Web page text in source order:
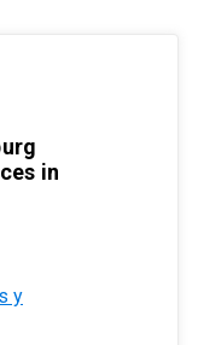
in
y